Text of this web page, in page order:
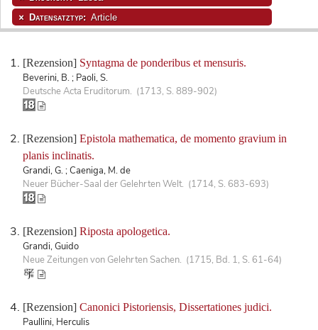
[Rezension] Syntagma de ponderibus et mensuris.
Beverini, B. ; Paoli, S.
Deutsche Acta Eruditorum. (1713, S. 889-902)
[Rezension] Epistola mathematica, de momento gravium in
planis inclinatis.
Grandi, G. ; Caeniga, M. de
Neuer Bücher-Saal der Gelehrten Welt. (1714, S. 683-693)
[Rezension] Riposta apologetica.
Grandi, Guido
Neue Zeitungen von Gelehrten Sachen. (1715, Bd. 1, S. 61-64)
[Rezension] Canonici Pistoriensis, Dissertationes judici.
Paullini, Herculis
Datensatztyp: Article